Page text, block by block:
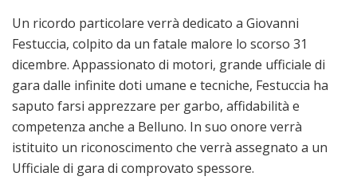
Un ricordo particolare verrà dedicato a Giovanni
Festuccia, colpito da un fatale malore lo scorso 31
dicembre. Appassionato di motori, grande ufficiale di
gara dalle infinite doti umane e tecniche, Festuccia ha
saputo farsi apprezzare per garbo, affidabilità e
competenza anche a Belluno. In suo onore verrà
istituito un riconoscimento che verrà assegnato a un
Ufficiale di gara di comprovato spessore.